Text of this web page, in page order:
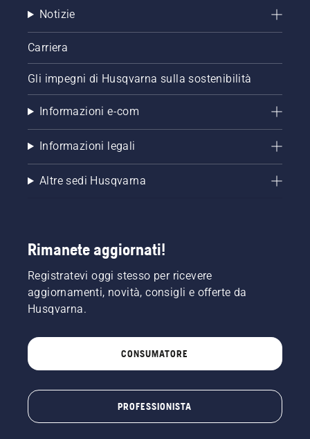
Notizie
Carriera
Gli impegni di Husqvarna sulla sostenibilità
Informazioni e-com
Informazioni legali
Altre sedi Husqvarna
Rimanete aggiornati!
Registratevi oggi stesso per ricevere
aggiornamenti, novità, consigli e offerte da
Husqvarna.
CONSUMATORE
PROFESSIONISTA